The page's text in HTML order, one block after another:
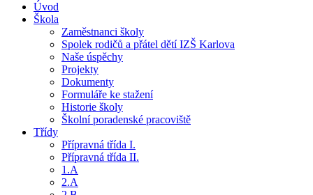
Úvod
Škola
Zaměstnanci školy
Spolek rodičů a přátel dětí IZŠ Karlova
Naše úspěchy
Projekty
Dokumenty
Formuláře ke stažení
Historie školy
Školní poradenské pracoviště
Třídy
Přípravná třída I.
Přípravná třída II.
1.A
2.A